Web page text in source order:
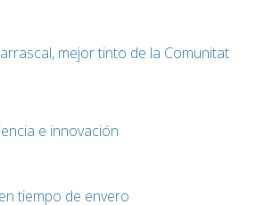
mejor tinto de la Comunitat
e innovación
tiempo de envero